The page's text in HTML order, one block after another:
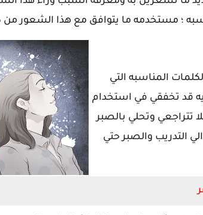
؛ مستخدمه ما يتوافق مع هذا الشعور
المناسبه التي
قد تخفقي في استخدام
تتراجعي وتحلي بالصبر
التدريب والصبر حتي